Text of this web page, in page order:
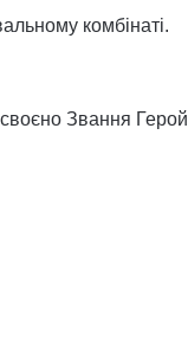
комбінаті.
Звання Герой